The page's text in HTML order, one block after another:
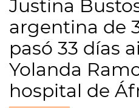
Justina
argentina de
pasó 33 días
Yolanda
hospital de